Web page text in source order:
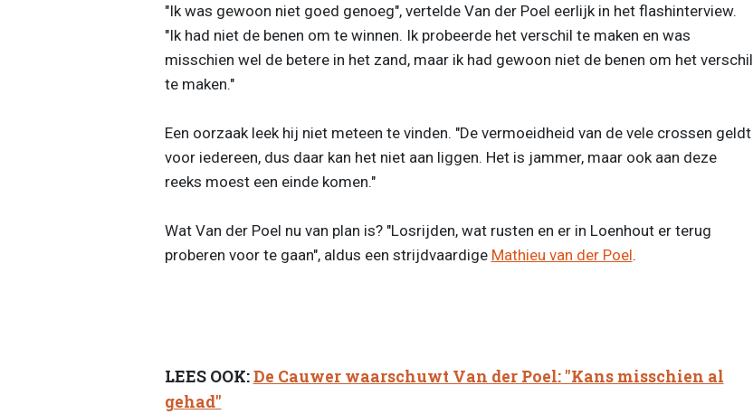
"Ik was gewoon niet goed genoeg", vertelde Van der Poel eerlijk in het flashinterview.
"Ik had niet de benen om te winnen. Ik probeerde het verschil te maken en was
misschien wel de betere in het zand, maar ik had gewoon niet de benen om het verschil
te maken."
Een oorzaak leek hij niet meteen te vinden. "De vermoeidheid van de vele crossen geldt
voor iedereen, dus daar kan het niet aan liggen. Het is jammer, maar ook aan deze
reeks moest een einde komen."
Wat Van der Poel nu van plan is? "Losrijden, wat rusten en er in Loenhout er terug
proberen voor te gaan", aldus een strijdvaardige Mathieu van der Poel.
LEES OOK:De Cauwer waarschuwt Van der Poel: "Kans misschien al
gehad"